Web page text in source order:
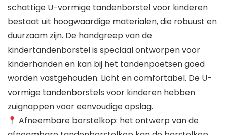
schattige U-vormige tandenborstel voor kinderen
bestaat uit hoogwaardige materialen, die robuust en
duurzaam zijn. De handgreep van de
kindertandenborstel is speciaal ontworpen voor
kinderhanden en kan bij het tandenpoetsen goed
worden vastgehouden. Licht en comfortabel. De U-
vormige tandenborstels voor kinderen hebben
zuignappen voor eenvoudige opslag.
Afneembare borstelkop: het ontwerp van de